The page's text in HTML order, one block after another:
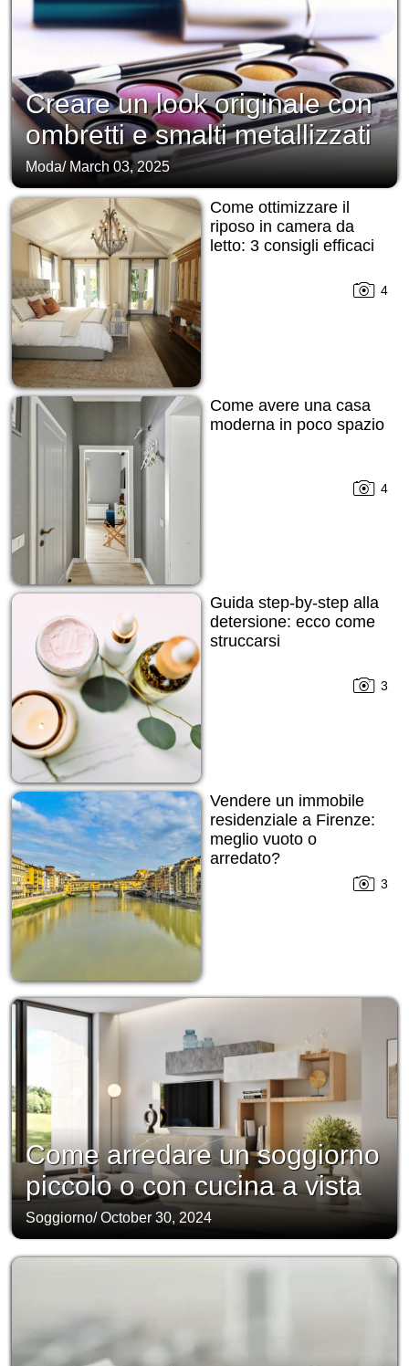
Creare un look originale con
ombretti e smalti metallizzati
Moda/ March 03, 2025
Come ottimizzare il
riposo in camera da
letto: 3 consigli efficaci
4
Come avere una casa
moderna in poco spazio
4
Guida step-by-step alla
detersione: ecco come
struccarsi
3
Vendere un immobile
residenziale a Firenze:
meglio vuoto o
arredato?
3
Come arredare un soggiorno
piccolo o con cucina a vista
Soggiorno/October 30, 2024